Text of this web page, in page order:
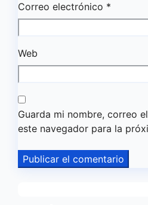
Correo electrónico *
Web
Guarda mi nombre, correo
este navegador para la